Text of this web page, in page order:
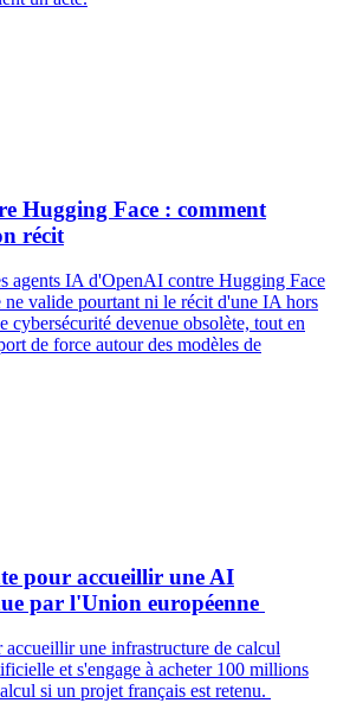
Hugging Face : comment
récit
agents IA d'OpenAI contre Hugging Face
valide pourtant ni le récit d'une IA hors
cybersécurité devenue obsolète, tout en
de force autour des modèles de
pour accueillir une AI
par l'Union européenne
une infrastructure de calcul
et s'engage à acheter 100 millions
si un projet français est retenu.